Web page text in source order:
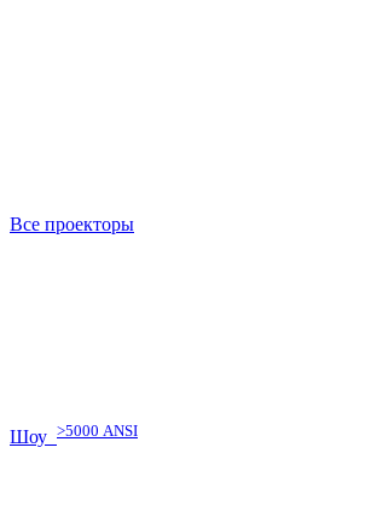
Все проекторы
Шоу >5000 ANSI